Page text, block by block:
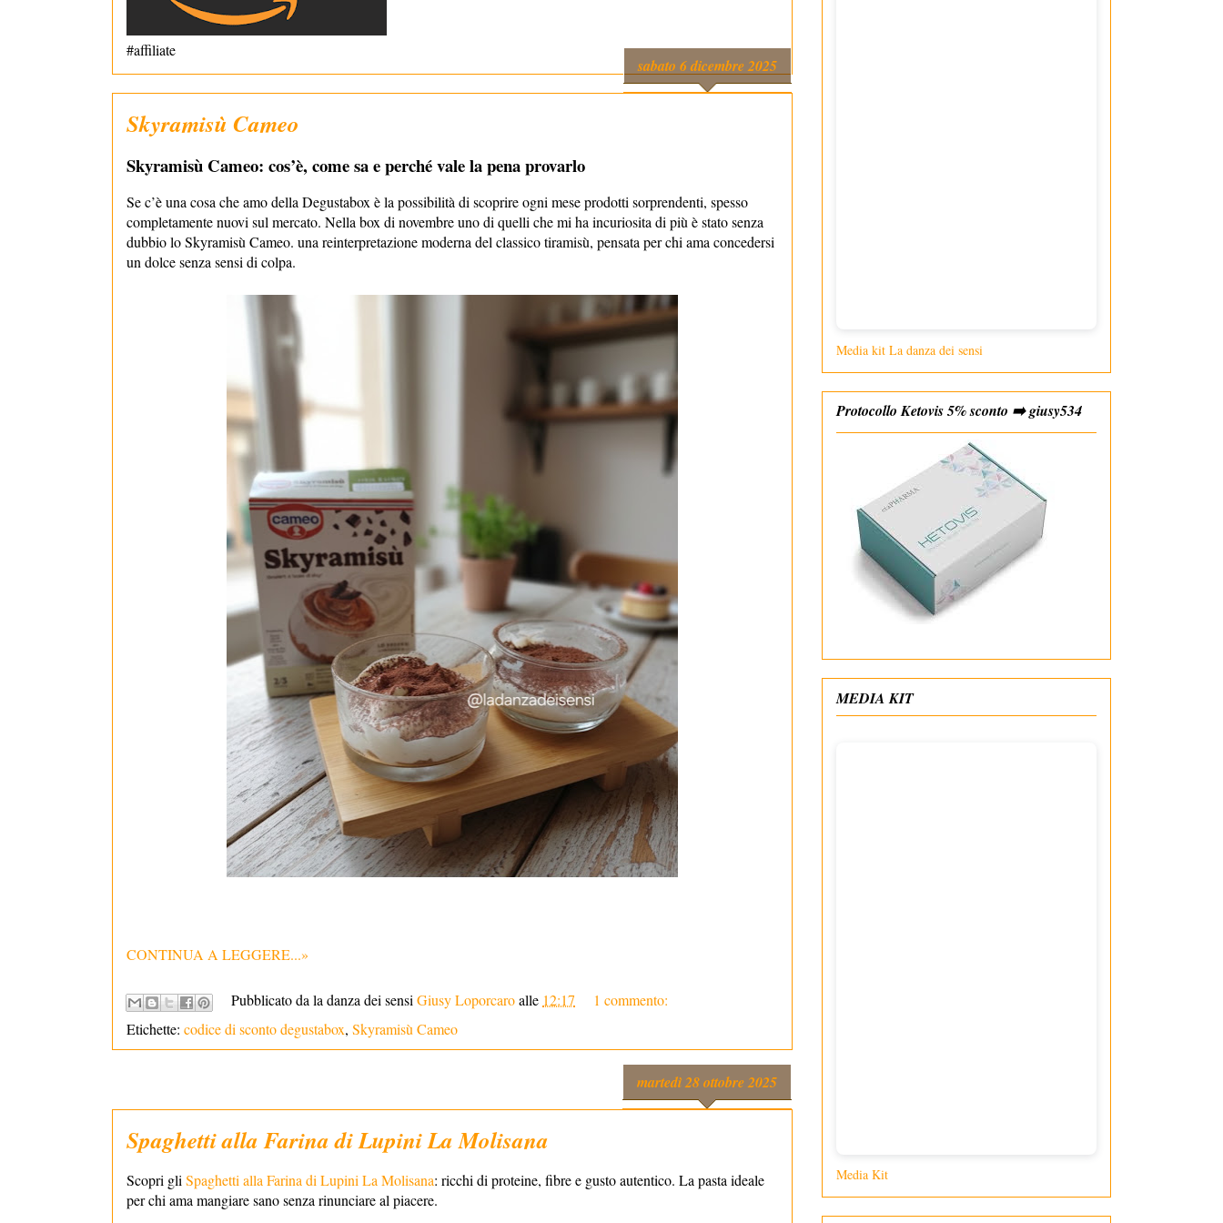
#affiliate
sabato 6 dicembre 2025
Skyramisù Cameo
Skyramisù Cameo: cos’è, come sa e perché vale la pena provarlo
Se c’è una cosa che amo della Degustabox è la possibilità di scoprire ogni mese prodotti sorprendenti, spesso
completamente nuovi sul mercato. Nella box di novembre uno di quelli che mi ha incuriosita di più è stato senza
dubbio lo Skyramisù Cameo. una reinterpretazione moderna del classico tiramisù, pensata per chi ama concedersi
un dolce senza sensi di colpa.
CONTINUA A LEGGERE...»
Pubblicato da la danza dei sensi Giusy Loporcaroalle 12:17
1 commento:
Etichette: codice di sconto degustabox, Skyramisù Cameo
martedì 28 ottobre 2025
Spaghetti alla Farina di Lupini La Molisana
Scopri gliSpaghetti alla Farina di Lupini La Molisana: ricchi di proteine, fibre e gusto autentico. La pasta ideale
per chi ama mangiare sano senza rinunciare al piacere.
Media kit La danza dei sensi
Protocollo Ketovis 5% sconto ➡️ giusy534
MEDIA KIT
Media Kit